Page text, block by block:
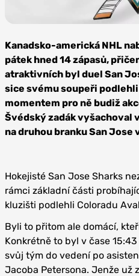
Depositphotos
Kanadsko-americká NHL
pátek hned 14 zápasů,
atraktivních byl duel San
sice svému soupeři
momentem pro ně budiž
Švédský zadák vyšachoval
na druhou branku San Jose
Hokejisté San Jose Sharks
rámci základní části
kluzišti podlehli Coloradu
Byli to přitom ale domácí,
Konkrétně to byl v čase
svůj tým do vedení po
Jacoba Petersona. Jenže už